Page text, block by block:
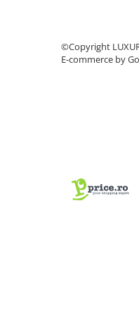
©Copyright
E-commerce by